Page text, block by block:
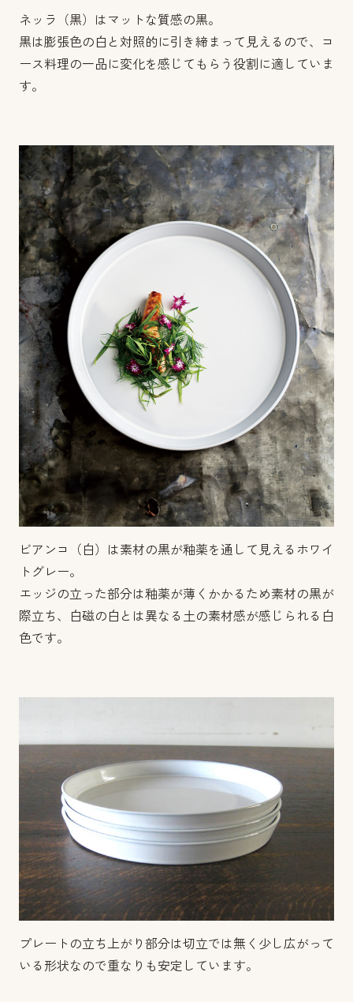
ネッラ（黒）はマットな質感の黒。
黒は膨張色の白と対照的に引き締まって見えるので、コ
ース料理の一品に変化を感じてもらう役割に適していま
す。
ビアンコ（白）は素材の黒が釉薬を通して見えるホワイ
トグレー。
エッジの立った部分は釉薬が薄くかかるため素材の黒が
際立ち、白磁の白とは異なる土の素材感が感じられる白
色です。
プレートの立ち上がり部分は切立では無く少し広がって
いる形状なので重なりも安定しています。